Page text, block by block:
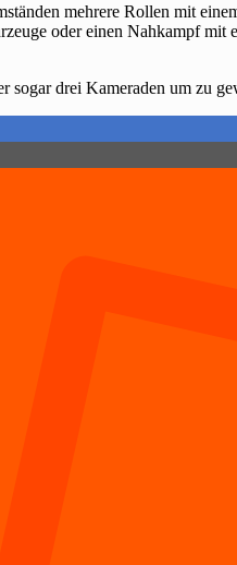
mehrere Rollen mit
oder einen Nahkampf
sogar drei Kameraden um zu